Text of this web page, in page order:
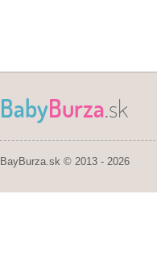
BabyBurza.sk
BayBurza.sk © 2013 - 2026